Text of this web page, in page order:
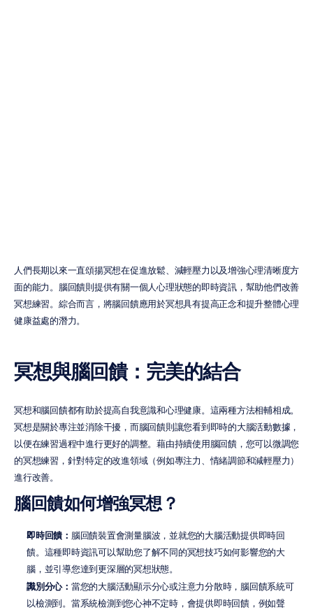
人們長期以來一直頌揚冥想在促進放鬆、減輕壓力以及增強心理清晰度方
面的能力。腦回饋則提供有關一個人心理狀態的即時資訊，幫助他們改善
冥想練習。綜合而言，將腦回饋應用於冥想具有提高正念和提升整體心理
健康益處的潛力。
冥想與腦回饋：完美的結合
冥想和腦回饋都有助於提高自我意識和心理健康。這兩種方法相輔相成。
冥想是關於專注並消除干擾，而腦回饋則讓您看到即時的大腦活動數據，
以便在練習過程中進行更好的調整。藉由持續使用腦回饋，您可以微調您
的冥想練習，針對特定的改進領域（例如專注力、情緒調節和減輕壓力）
進行改善。
腦回饋如何增強冥想？
即時回饋： 腦回饋裝置會測量腦波，並就您的大腦活動提供即時回
饋。這種即時資訊可以幫助您了解不同的冥想技巧如何影響您的大
腦，並引導您達到更深層的冥想狀態。
識別分心： 當您的大腦活動顯示分心或注意力分散時，腦回饋系統可
以檢測到。當系統檢測到您心神不定時，會提供即時回饋，例如聲